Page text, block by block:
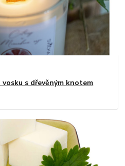
s dřevěným knotem